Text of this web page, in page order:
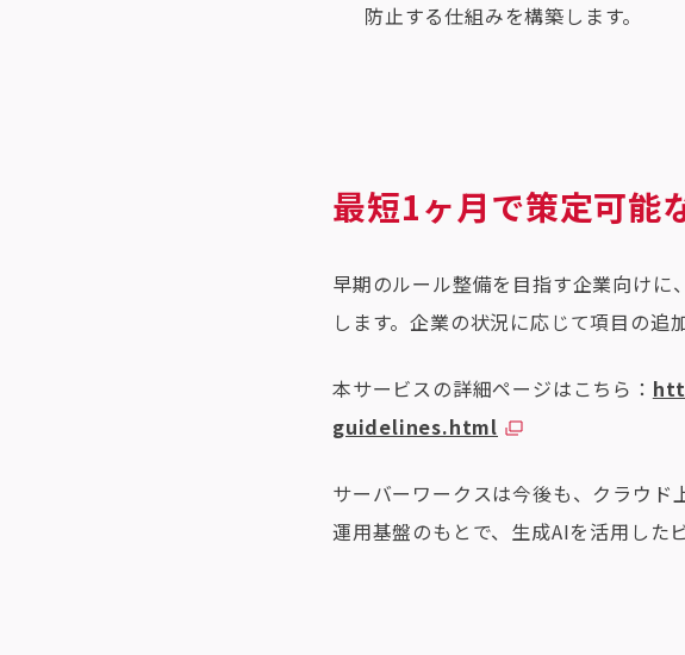
防止する仕組みを構築します。
最短1ヶ月で策定可能
早期のルール整備を目指す企業向け
します。企業の状況に応じて項目の追
本サービスの詳細ページはこちら：
guidelines.html
サーバーワークスは今後も、クラウド
運用基盤のもとで、生成AIを活用した